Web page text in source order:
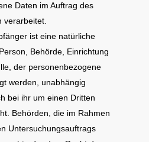
Daten im Auftrag des
verarbeitet.
ist eine natürliche
Behörde, Einrichtung
der personenbezogene
werden, unabhängig
bei ihr um einen Dritten
Behörden, die im Rahmen
Untersuchungsauftrags